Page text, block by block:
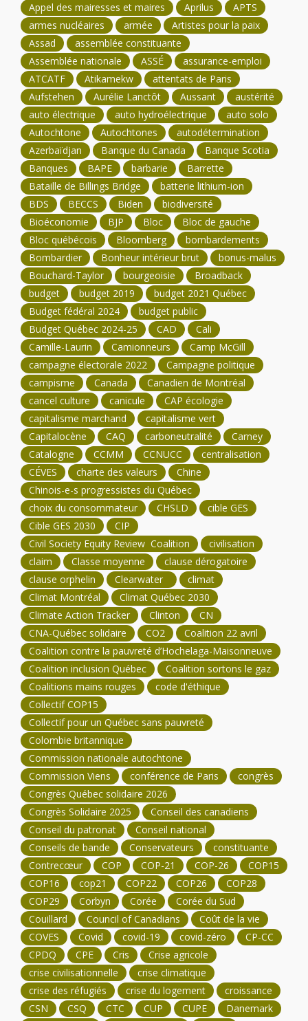
Appel des mairesses et maires Aprilus
APTS
armes nucléaires
armée
Artistes pour la paix
Assad
assemblée constituante
Assemblée nationale
ASSÉ
assurance-emploi
ATCATF
Atikamekw
attentats de Paris
Aufstehen
Aurélie Lanctôt Aussant
austérité
auto électrique
auto hydroélectrique
auto solo
Autochtone
Autochtones
autodétermination
Azerbaïdjan
Banque du Canada
Banque Scotia
Banques
BAPE barbarie
Barrette
Bataille de Billings Bridge
batterie lithium-ion
BDS
BECCS Biden
biodiversité
Bioéconomie
BJP Bloc
Bloc de gauche
Bloc québécois
Bloomberg
bombardements
Bombardier
Bonheur intérieur brut
bonus-malus
Bouchard-Taylor
bourgeoisie
Broadback
budget
budget 2019
budget 2021 Québec
Budget fédéral 2024
budget public
Budget Québec 2024-25
CAD
Cali
Camille-Laurin
Camionneurs
Camp McGill
campagne électorale 2022
Campagne politique
campisme
Canada
Canadien de Montréal
cancel culture
canicule
CAP écologie
capitalisme marchand
capitalisme vert
Capitalocène
CAQ carboneutralité
Carney
Catalogne
CCMM CCNUCC
centralisation
CÉVES
charte des valeurs
Chine
Chinois-e-s progressistes du Québec
choix du consommateur
CHSLD
cible GES
Cible GES 2030
CIP
Civil Society Equity Review Coalition
civilisation
claim
Classe moyenne
clause dérogatoire
clause orphelin
Clearwater
climat
Climat Montréal
Climat Québec 2030
Climate Action Tracker
Clinton
CN
CNA-Québec solidaire
CO2
Coalition 22 avril
Coalition contre la pauvreté d’Hochelaga-Maisonneuve
Coalition inclusion Québec
Coalition sortons le gaz
Coalitions mains rouges
code d'éthique
Collectif COP15
Collectif pour un Québec sans pauvreté
Colombie britannique
Commission nationale autochtone
Commission Viens
conférence de Paris
congrès
Congrès Québec solidaire 2026
Congrès Solidaire 2025
Conseil des canadiens
Conseil du patronat
Conseil national
Conseils de bande
Conservateurs
constituante
Contrecœur
COP COP-21 COP-26
COP15
COP16
cop21 COP22 COP26
COP28
COP29
Corbyn Corée
Corée du Sud
Couillard
Council of Canadians
Coût de la vie
COVES
Covid covid-19 covid-zéro
CP-CC
CPDQ
CPE Cris
Crise agricole
crise civilisationnelle
crise climatique
crise des réfugiés
crise du logement
croissance
CSN
CSQ CTC CUP CUPE
Danemark